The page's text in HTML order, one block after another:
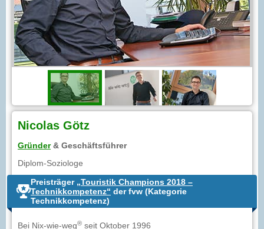
Nicolas Götz
Gründer& Geschäftsführer
Diplom-Soziologe
Preisträger „Touristik Champions 2018 –
Technikkompetenz“ der fvw (Kategorie
Technikkompetenz)
Bei Nix-wie-weg® seit Oktober 1996